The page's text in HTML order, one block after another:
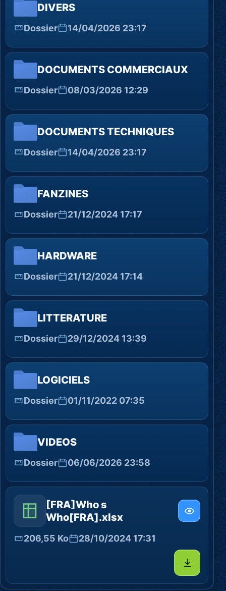
DIVERS
Dossier 14/04/2026 23:17
DOCUMENTS COMMERCIAUX
Dossier 08/03/2026 12:29
DOCUMENTS TECHNIQUES
Dossier 14/04/2026 23:17
FANZINES
Dossier 21/12/2024 17:17
HARDWARE
Dossier 21/12/2024 17:14
LITTERATURE
Dossier 29/12/2024 13:39
LOGICIELS
Dossier 01/11/2022 07:35
VIDEOS
Dossier 06/06/2026 23:58
[FRA]Who s
Who[FRA].xlsx
206,55 Ko 28/10/2024 17:31